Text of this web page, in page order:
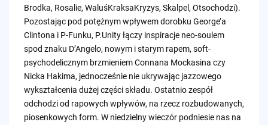
Brodka, Rosalie, WaluśKraksaKryzys, Skalpel, Otsochodzi).
Pozostając pod potężnym wpływem dorobku George’a
Clintona i P-Funku, P.Unity łączy inspiracje neo-soulem
spod znaku D’Angelo, nowym i starym rapem, soft-
psychodelicznym brzmieniem Connana Mockasina czy
Nicka Hakima, jednocześnie nie ukrywając jazzowego
wykształcenia dużej części składu. Ostatnio zespół
odchodzi od rapowych wpływów, na rzecz rozbudowanych,
piosenkowych form. W niedzielny wieczór podniesie nas na